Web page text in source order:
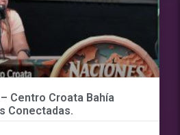
Centro Croata Bahía
Conectadas.